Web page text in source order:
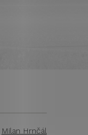
Milan Hrnčál